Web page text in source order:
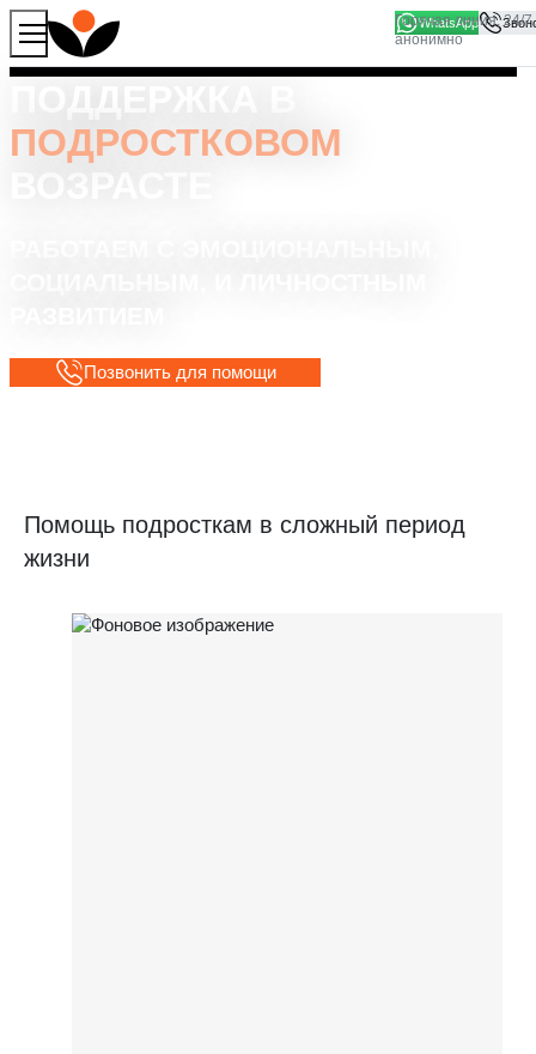
WhatsApp
ПОДРОСТКОВОМ
Позвонить для помощи
Помощь подросткам в сложный период
жизни
Продолжая работу с сайтом, вы соглашаетесь на то, что
мы используем файлы
Хорошо